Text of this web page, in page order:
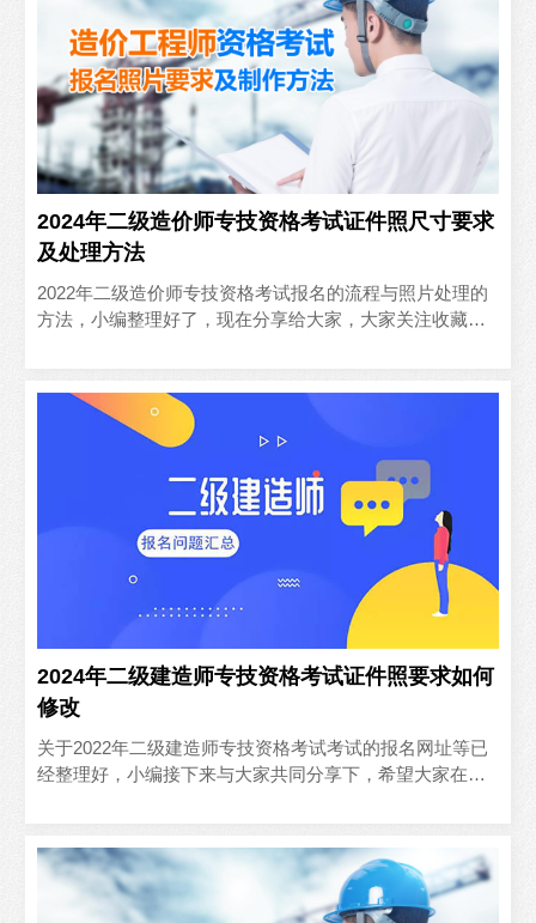
2024年二级造价师专技资格考试证件照尺寸要求
及处理方法
2022年二级造价师专技资格考试报名的流程与照片处理的
方法，小编整理好了，现在分享给大家，大家关注收藏起
2024年二级建造师专技资格考试证件照要求如何
修改
关于2022年二级建造师专技资格考试考试的报名网址等已
经整理好，小编接下来与大家共同分享下，希望大家在报